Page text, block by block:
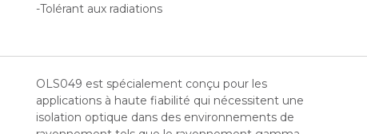
-Tolérant aux radiations
OLS049 est spécialement conçu pour les
applications à haute fiabilité qui nécessitent une
isolation optique dans des environnements de